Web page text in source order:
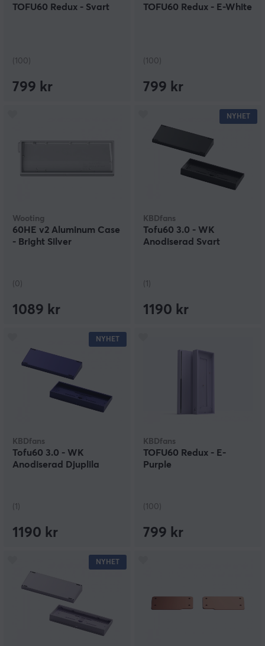
TOFU60 Redux - Svart
(100)
799 kr
TOFU60 Redux - E-White
(100)
799 kr
Wooting
60HE v2 Aluminum Case
- Bright Silver
(0)
1089 kr
NYHET
KBDfans
Tofu60 3.0 - WK
Anodiserad Svart
(1)
1190 kr
NYHET
KBDfans
Tofu60 3.0 - WK
Anodiserad Djuplila
(1)
1190 kr
KBDfans
TOFU60 Redux - E-
Purple
(100)
799 kr
NYHET